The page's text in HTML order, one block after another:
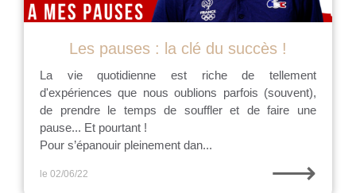
Les pauses : la clé du succès !
La vie quotidienne est riche de tellement
d'expériences que nous oublions parfois (souvent),
de prendre le temps de souffler et de faire une
pause... Et pourtant !
Pour s’épanouir pleinement dan...
le 02/06/22 ⟶